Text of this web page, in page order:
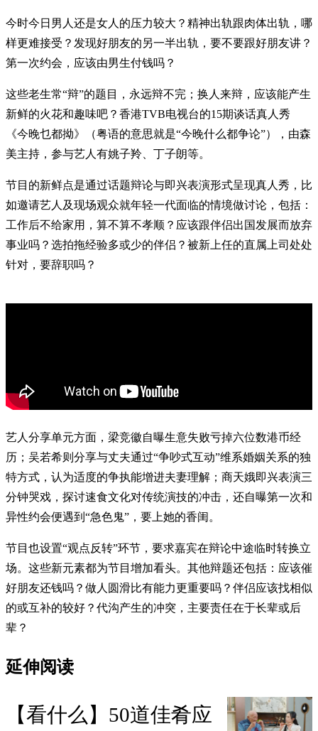
今时今日男人还是女人的压力较大？精神出轨跟肉体出轨，哪
样更难接受？发现好朋友的另一半出轨，要不要跟好朋友讲？
第一次约会，应该由男生付钱吗？
这些老生常“辩”的题目，永远辩不完；换人来辩，应该能产生
新鲜的火花和趣味吧？香港TVB电视台的15期谈话真人秀
《今晚乜都拗》（粤语的意思就是“今晚什么都争论”），由森
美主持，参与艺人有姚子羚、丁子朗等。
节目的新鲜点是通过话题辩论与即兴表演形式呈现真人秀，比
如邀请艺人及现场观众就年轻一代面临的情境做讨论，包括：
工作后不给家用，算不算不孝顺？应该跟伴侣出国发展而放弃
事业吗？选拍拖经验多或少的伴侣？被新上任的直属上司处处
针对，要辞职吗？
艺人分享单元方面，梁竞徽自曝生意失败亏掉六位数港币经
历；吴若希则分享与丈夫通过“争吵式互动”维系婚姻关系的独
特方式，认为适度的争执能增进夫妻理解；商天娥即兴表演三
分钟哭戏，探讨速食文化对传统演技的冲击，还自曝第一次和
异性约会便遇到“急色鬼”，要上她的香闺。
节目也设置“观点反转”环节，要求嘉宾在辩论中途临时转换立
场。这些新元素都为节目增加看头。其他辩题还包括：应该催
好朋友还钱吗？做人圆滑比有能力更重要吗？伴侣应该找相似
的或互补的较好？代沟产生的冲突，主要责任在于长辈或后
辈？
延伸阅读
【看什么】50道佳肴应